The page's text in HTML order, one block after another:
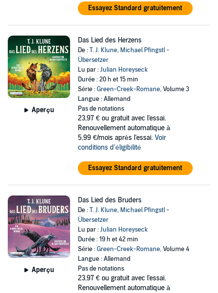
Essayez Standard gratuitement
Aperçu
Das Lied des Herzens
De :T. J. Klune, Michael Pfingstl -
Übersetzer
Lu par :Julian Horeyseck
Durée : 20 h et 15 min
Série :Green-Creek-Romane, Volume 3
Langue : Allemand
Pas de notations
23,97 € ou gratuit avec l'essai.
Renouvellement automatique à
5,99 €/mois après l'essai. Voir
conditions d'éligibilité
Essayez Standard gratuitement
Aperçu
Das Lied des Bruders
De :T. J. Klune, Michael Pfingstl -
Übersetzer
Lu par :Julian Horeyseck
Durée : 19 h et 42 min
Série :Green-Creek-Romane, Volume 4
Langue : Allemand
Pas de notations
23,97 € ou gratuit avec l'essai.
Renouvellement automatique à